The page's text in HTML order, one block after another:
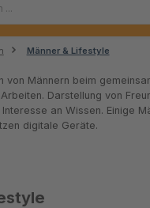
Männer & Lifestyle